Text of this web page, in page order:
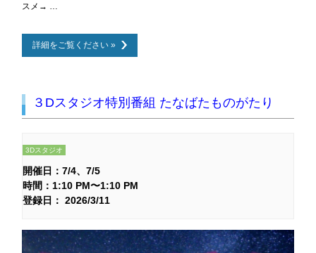
スメ→ …
詳細をご覧ください »
３Dスタジオ特別番組 たなばたものがたり
3Dスタジオ
開催日：7/4
7/5
時間：1:10 PM〜1:10 PM
登録日： 2026/3/11